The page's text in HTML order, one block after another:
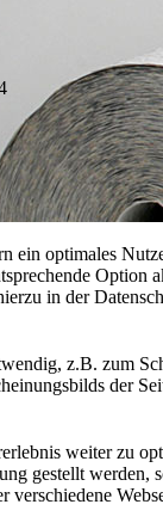
ein optimales
Option
in der
z.B. zum
der
weiter zu
gestellt werden,
verschiedene